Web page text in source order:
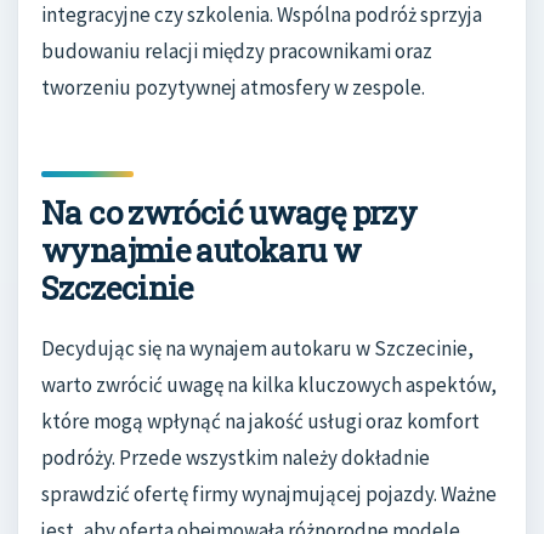
integracyjne czy szkolenia. Wspólna podróż sprzyja
budowaniu relacji między pracownikami oraz
tworzeniu pozytywnej atmosfery w zespole.
Na co zwrócić uwagę przy
wynajmie autokaru w
Szczecinie
Decydując się na wynajem autokaru w Szczecinie,
warto zwrócić uwagę na kilka kluczowych aspektów,
które mogą wpłynąć na jakość usługi oraz komfort
podróży. Przede wszystkim należy dokładnie
sprawdzić ofertę firmy wynajmującej pojazdy. Ważne